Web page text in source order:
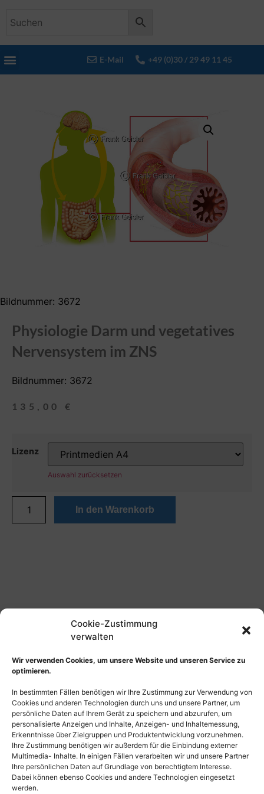
Cookie-Zustimmung
verwalten
Wir verwenden Cookies, um unsere Website und unseren Service zu
optimieren.
In bestimmten Fällen benötigen wir Ihre Zustimmung zur Verwendung von
Cookies und anderen Technologien durch uns und unsere Partner, um
persönliche Daten auf Ihrem Gerät zu speichern und abzurufen, um
personalisierte Anzeigen und Inhalte, Anzeigen- und Inhaltemessung,
Erkenntnisse über Zielgruppen und Produktentwicklung vorzunehmen.
Ihre Zustimmung benötigen wir außerdem für die Einbindung externer
Multimedia- Inhalte. In einigen Fällen verarbeiten wir und unsere Partner
Ihre persönlichen Daten auf Grundlage von berechtigtem Interesse.
Dabei können ebenso Cookies und andere Technologien eingesetzt
werden.
E-Mail +49 (0)30 / 29 49 11 45
Bildnummer: 3672
Physiologie Darm und vegetatives
Nervensystem im ZNS
Bildnummer: 3672
135,00 €
Lizenz
Auswahl zurücksetzen
In den Warenkorb